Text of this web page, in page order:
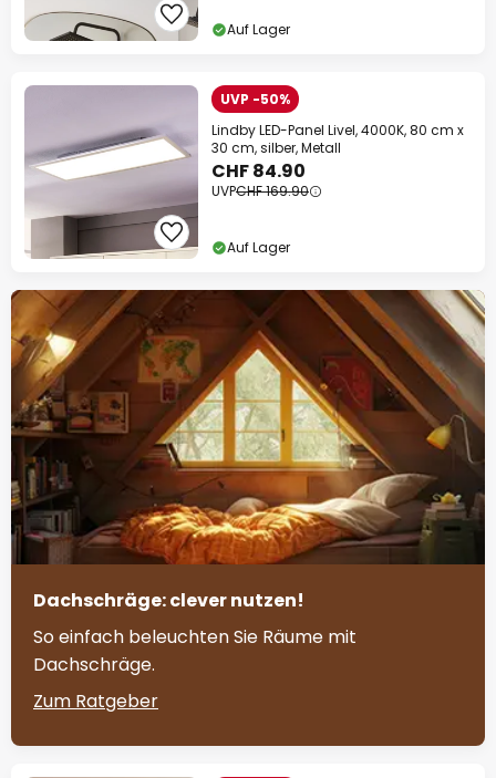
Auf Lager
UVP -50%
Lindby LED-Panel Livel, 4000K, 80 cm x
30 cm, silber, Metall
CHF 84.90
UVPCHF 169.90
Auf Lager
Dachschräge: clever nutzen!
So einfach beleuchten Sie Räume mit
Dachschräge.
Zum Ratgeber